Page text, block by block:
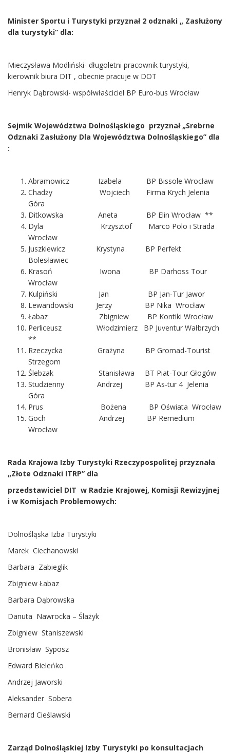
Minister Sportu i Turystyki przyznał 2 odznaki „ Zasłużony
dla turystyki” dla:
Mieczysława Modliński- długoletni pracownik turystyki,
kierownik biura DIT , obecnie pracuje w DOT
Henryk Dąbrowski- współwłaściciel BP Euro-bus Wrocław
Sejmik Województwa Dolnośląskiego przyznał „Srebrne
Odznaki Zasłużony Dla Województwa Dolnośląskiego” dla
:
Abramowicz Izabela BP Bissole Wrocław
Chadży Wojciech Firma Krych Jelenia
Góra
Ditkowska Aneta BP Elin Wrocław **
Dyla Krzysztof Marco Polo i Strada
Wrocław
Juszkiewicz Krystyna BP Perfekt
Bolesławiec
Krasoń Iwona BP Darhoss Tour
Wrocław
Kulpiński Jan BP Jan-Tur Jawor
Lewandowski Jerzy BP Nika Wrocław
Łabaz Zbigniew BP Kontiki Wrocław
Perliceusz Włodzimierz BP Juventur Wałbrzych
**
Rzeczycka Grażyna BP Gromad-Tourist
Strzegom
Ślebzak Stanisława BT Piat-Tour Głogów
Studzienny Andrzej BP As-tur 4 Jelenia
Góra
Prus Bożena BP Oświata Wrocław
Goch Andrzej BP Remedium
Wrocław
Rada Krajowa Izby Turystyki Rzeczypospolitej przyznała
„Złote Odznaki ITRP” dla
przedstawiciel DIT w Radzie Krajowej, Komisji Rewizyjnej
i w Komisjach Problemowych:
Dolnośląska Izba Turystyki
Marek Ciechanowski
Barbara Zabieglik
Zbigniew Łabaz
Barbara Dąbrowska
Danuta Nawrocka – Ślażyk
Zbigniew Staniszewski
Bronisław Syposz
Edward Bieleńko
Andrzej Jaworski
Aleksander Sobera
Bernard Cieślawski
Zarząd Dolnośląskiej Izby Turystyki po konsultacjach